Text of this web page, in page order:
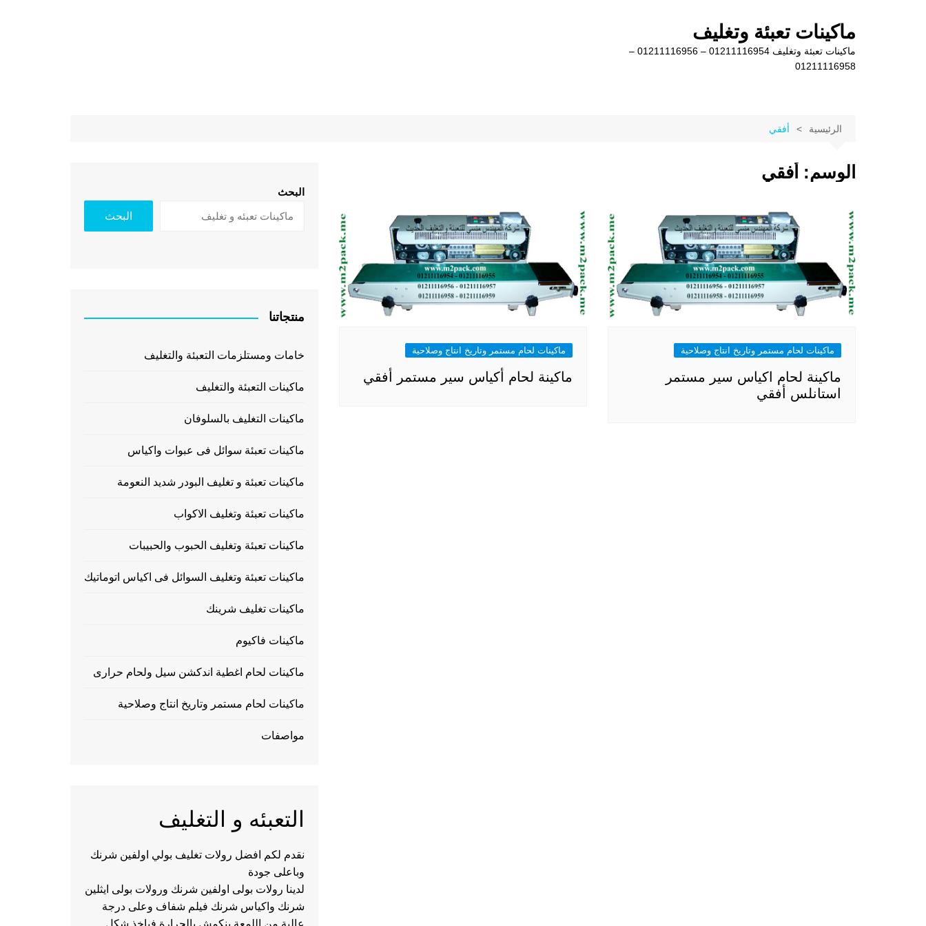
ماكينات تعبئة وتغليف
ماكينات تعبئة وتغليف 01211116954 – 01211116956 –
01211116958
الرئيسية أفقي
الوسم: أفقي
ماكينات لحام مستمر وتاريخ انتاج وصلاحية
ماكينة لحام اكياس سير مستمر
استانلس أفقي
ماكينات لحام مستمر وتاريخ انتاج وصلاحية
ماكينة لحام أكياس سير مستمر أفقي
البحث
البحث
منتجاتنا
خامات ومستلزمات التعبئة والتغليف
ماكينات التعبئة والتغليف
ماكينات التغليف بالسلوفان
ماكينات تعبئة سوائل فى عبوات واكياس
ماكينات تعبئة و تغليف البودر شديد النعومة
ماكينات تعبئة وتغليف الاكواب
ماكينات تعبئة وتغليف الحبوب والحبيبات
ماكينات تعبئة وتغليف السوائل فى اكياس اتوماتيك
ماكينات تغليف شرينك
ماكينات فاكيوم
ماكينات لحام اغطية اندكشن سيل ولحام حرارى
ماكينات لحام مستمر وتاريخ انتاج وصلاحية
مواصفات
التعبئه و التغليف
نقدم لكم افضل رولات تغليف بولي اولفين شرنك
وباعلى جودة
لدينا رولات بولى اولفين شرنك ورولات بولى ايثلين
شرنك واكياس شرنك فيلم شفاف وعلى درجة
عالية من اللمعة ينكمش بالحرارة فياخذ شكل